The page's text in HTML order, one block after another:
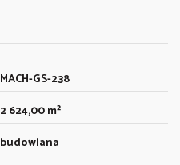
MACH-GS-238
2 624,00 m²
budowlana